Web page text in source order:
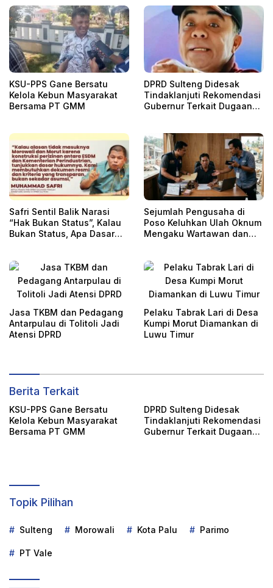
KSU-PPS Gane Bersatu
Kelola Kebun Masyarakat
Bersama PT GMM
DPRD Sulteng Didesak
Tindaklanjuti Rekomendasi
Gubernur Terkait Dugaan
Safri Sentil Balik Narasi
“Hak Bukan Status”, Kalau
Bukan Status, Apa Dasar
Sejumlah Pengusaha di
Poso Keluhkan Ulah Oknum
Mengaku Wartawan dan
Jasa TKBM dan Pedagang
Antarpulau di Tolitoli Jadi
Atensi DPRD
Pelaku Tabrak Lari di Desa
Kumpi Morut Diamankan di
Luwu Timur
Berita Terkait
KSU-PPS Gane Bersatu
Kelola Kebun Masyarakat
Bersama PT GMM
DPRD Sulteng Didesak
Tindaklanjuti Rekomendasi
Gubernur Terkait Dugaan
Topik Pilihan
Sulteng Morowali Kota Palu Parimo
PT Vale